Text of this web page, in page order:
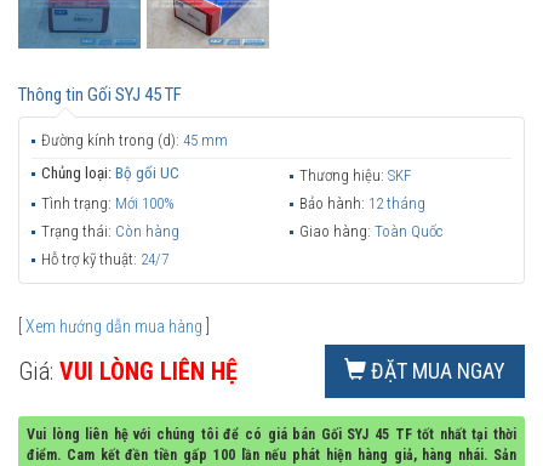
Thông tin Gối SYJ 45 TF
Đường kính trong (d): 45 mm
Chủng loại: Bộ gối UC Thương hiệu: SKF
Tình trạng: Mới 100% Bảo hành: 12 tháng
Trạng thái: Còn hàng Giao hàng: Toàn Quốc
Hỗ trợ kỹ thuật: 24/7
Xem hướng dẫn mua hàng
Giá: VUI LÒNG LIÊN HỆ ĐẶT MUA NGAY
Vui lòng liên hệ với chúng tôi để có giá bán Gối SYJ 45 TF tốt nhất tại thời
điểm. Cam kết đền tiền gấp 100 lần nếu phát hiện hàng giả, hàng nhái. Sản